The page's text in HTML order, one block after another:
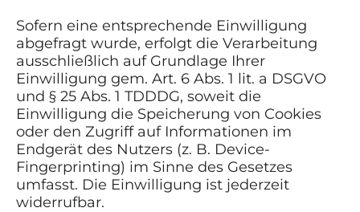
Sofern eine entsprechende Einwilligung
abgefragt wurde, erfolgt die Verarbeitung
ausschließlich auf Grundlage Ihrer
Einwilligung gem. Art. 6 Abs. 1 lit. a DSGVO
und § 25 Abs. 1 TDDDG, soweit die
Einwilligung die Speicherung von Cookies
oder den Zugriff auf Informationen im
Endgerät des Nutzers (z. B. Device-
Fingerprinting) im Sinne des Gesetzes
umfasst. Die Einwilligung ist jederzeit
widerrufbar.